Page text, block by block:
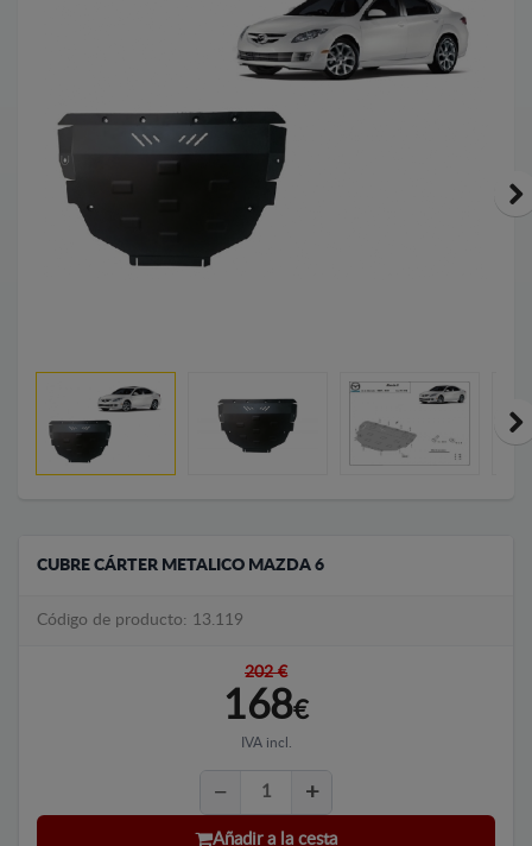
CUBRE CÁRTER METALICO MAZDA 6
Código de producto: 13.119
202 €
168€
IVA incl.
Añadir a la cesta